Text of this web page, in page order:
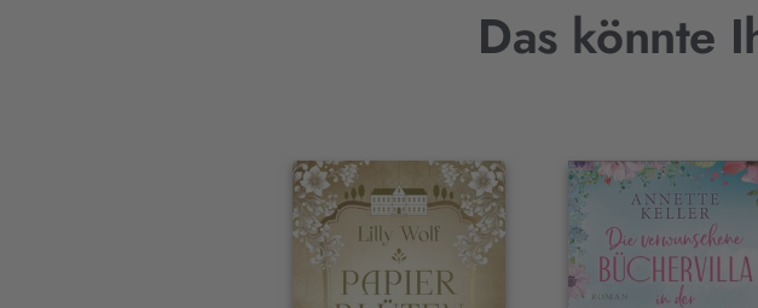
Das könnte
Interaktives
Slider-